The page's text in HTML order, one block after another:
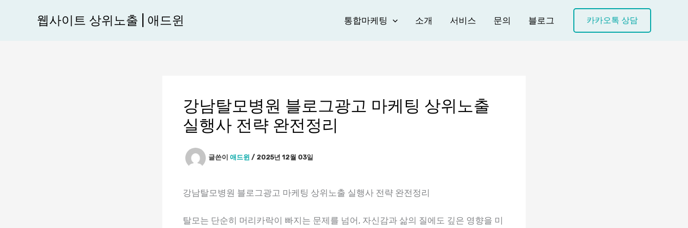
웹사이트 상위노출 | 애드윈 통합마케팅 소개 서비스 문의 블로그 카카오톡 상담
강남탈모병원 블로그광고 마케팅 상위노출
실행사 전략 완전정리
글쓴이 애드윈 / 2025년 12월 03일
강남탈모병원 블로그광고 마케팅 상위노출 실행사 전략 완전정리
탈모는 단순히 머리카락이 빠지는 문제를 넘어, 자신감과 삶의 질에도 깊은 영향을 미